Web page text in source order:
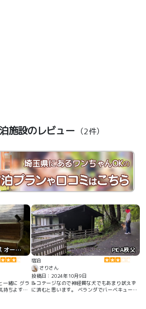
施設のレビュー （2件）
埼玉県にあるワンちゃんOKの
ビオリゾート ホテル＆スパ オーパークおごせ
持ちよすぎ
PICA秩父
宿泊
さりさん
投稿日：2024年10月9日
📝コテージなので神経質な犬でもあまり吠えず
に済むと思います。 ベランダでバーベキューが